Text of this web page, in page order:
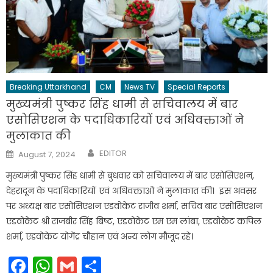
Breaking Uttarkhand CM News TV Special Reports
मुख्यमंत्री पुष्कर सिंह धामी से सचिवालय में बार
एसोसिएशन के पदाधिकारियों एवं अधिवक्ताओं ने
मुलाकात की
Posted
on
August 7, 2024 Author
EDITOR
मुख्यमंत्री पुष्कर सिंह धामी से बुधवार को सचिवालय में बार एसोसिएशन,
देहरादून के पदाधिकारियों एवं अधिवक्ताओं ने मुलाकात की। इस अवसर
पर अध्यक्ष बार एसोसिएशन एडवोकेट राजीव शर्मा, सचिव बार एसोसिएशन
एडवोकेट श्री राजबीर सिंह बिष्ट, एडवोकेट एम एम लांबा, एडवोकेट कपिल
शर्मा, एडवोकेट योगेंद्र चौहान एवं अन्य लोग मौजूद रहे।
Facebook
WhatsApp
Gmail